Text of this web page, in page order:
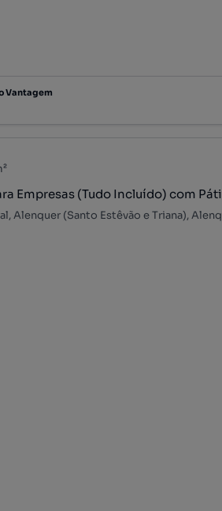
Vantagem
Empresas (Tudo Incluído) com
Alenquer (Santo Estêvão e Triana),